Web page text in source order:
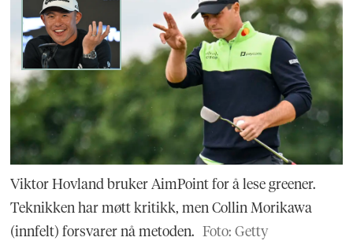
Viktor Hovland bruker AimPoint for å lese greener.
Teknikken har møtt kritikk, men Collin Morikawa
(innfelt) forsvarer nå metoden. Foto: Getty